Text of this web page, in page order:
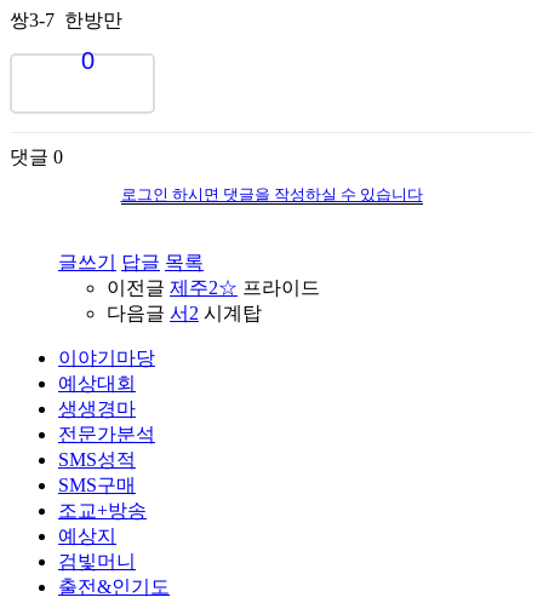
쌍3-7 한방만
0
댓글 0
로그인 하시면 댓글을 작성하실 수 있습니다
글쓰기 답글 목록
이전글 제주2☆ 프라이드
다음글 서2 시계탑
이야기마당
예상대회
생생경마
전문가분석
SMS성적
SMS구매
조교+방송
예상지
검빛머니
출전&인기도